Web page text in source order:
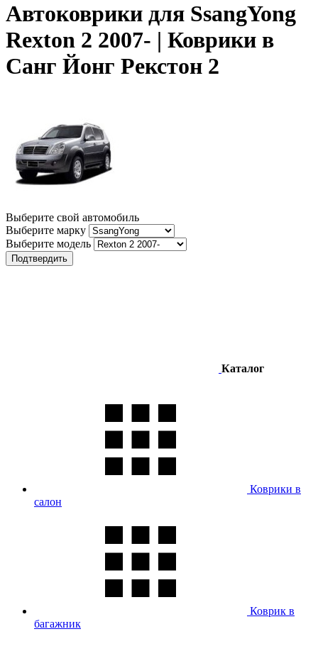
Автоковрики для SsangYong
Rexton 2 2007- | Коврики в
Санг Йонг Рекстон 2
Выберите свой автомобиль
Выберите марку
Выберите модель
Подтвердить
Каталог
Коврики в
салон
Коврик в
багажник